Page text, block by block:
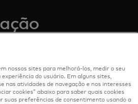
pode impulsionar o
nossos sites para melhorá-los, medir o seu
do usuário. Em alguns sites,
nas atividades de navegação e nos interesses
cookies” abaixo para saber quais cookies
suas preferências de consentimento usando a